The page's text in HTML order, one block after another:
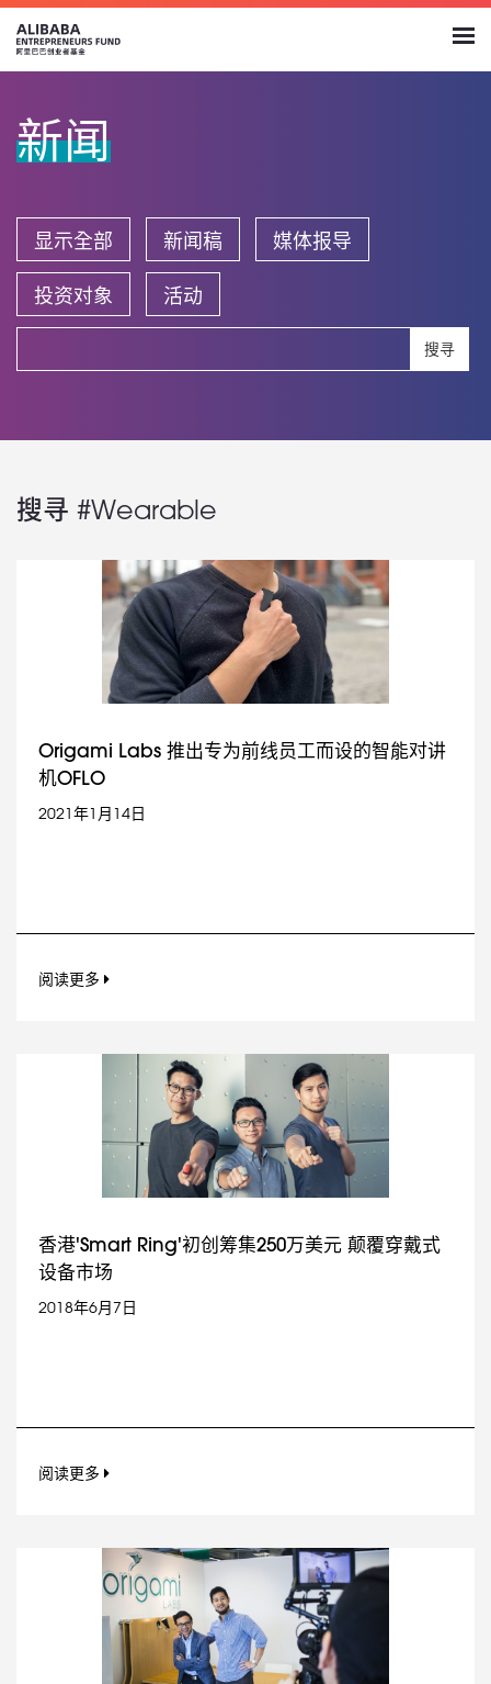
新闻
显示全部 新闻稿 媒体报导
投资对象 活动
搜寻
搜寻 #Wearable
Origami Labs 推出专为前线员工而设的智能对讲
机OFLO
2021年1月14日
阅读更多
香港'Smart Ring'初创筹集250万美元 颠覆穿戴式
设备市场
2018年6月7日
阅读更多